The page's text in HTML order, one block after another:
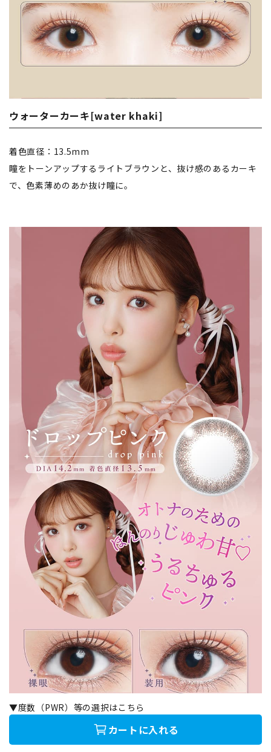
▼度数（PWR）等の選択はこちら
カートに入れる
ウォーターカーキ[water khaki]
着色直径：13.5mm
瞳をトーンアップするライトブラウンと、抜け感のあるカーキ
で、色素薄めのあか抜け瞳に。